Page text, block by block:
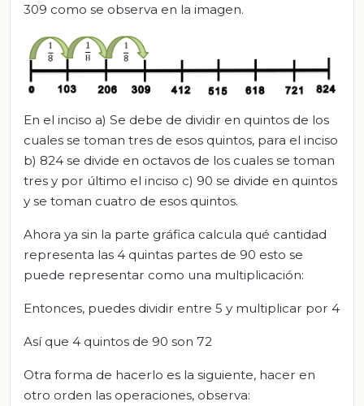
309 como se observa en la imagen.
En el inciso a) Se debe de dividir en quintos de los
cuales se toman tres de esos quintos, para el inciso
b) 824 se divide en octavos de los cuales se toman
tres y por último el inciso c) 90 se divide en quintos
y se toman cuatro de esos quintos.
Ahora ya sin la parte gráfica calcula qué cantidad
representa las 4 quintas partes de 90 esto se
puede representar como una multiplicación:
Entonces, puedes dividir entre 5 y multiplicar por 4
Así que 4 quintos de 90 son 72
Otra forma de hacerlo es la siguiente, hacer en
otro orden las operaciones, observa: